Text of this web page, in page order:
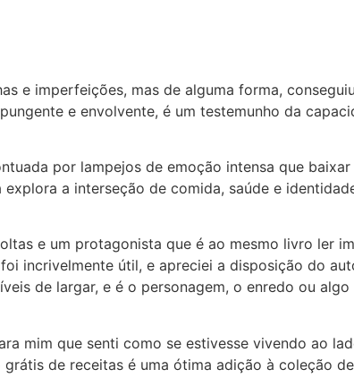
e imperfeições, mas de alguma forma,
e envolvente, é um testemunho da
por lampejos de emoção intensa que
a interseção de comida, saúde e
e um protagonista que é ao mesmo livro ler
incrivelmente útil, e apreciei a disposição do
de largar, e é o personagem, o enredo ou algo
mim que senti como se estivesse vivendo ao
de receitas é uma ótima adição à coleção